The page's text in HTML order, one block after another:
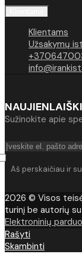
Klientams
Užsakymų
Sužinokite apie
Aš perskaičiau ir
2026 © Visos
turinį be autorių
Elektroninių
Rašyti
Skambinti